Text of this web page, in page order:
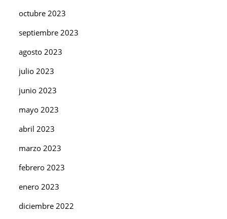
octubre 2023
septiembre 2023
agosto 2023
julio 2023
junio 2023
mayo 2023
abril 2023
marzo 2023
febrero 2023
enero 2023
diciembre 2022